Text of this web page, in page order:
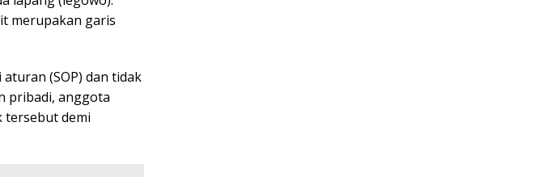
merupakan garis
(SOP) dan tidak
pribadi, anggota
tersebut demi